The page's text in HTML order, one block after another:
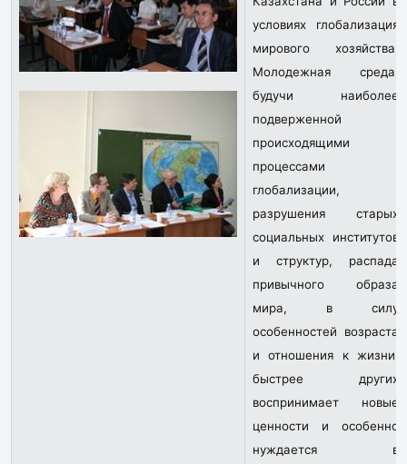
условиях глобализация
мирового хозяйства.
Молодежная среда,
будучи наиболее
подверженной
происходящими
процессами
глобализации,
разрушения старых
социальных институтов
и структур, распада
привычного образа
мира, в силу
особенностей возраста
и отношения к жизни,
быстрее других
воспринимает новые
ценности и особенно
нуждается в